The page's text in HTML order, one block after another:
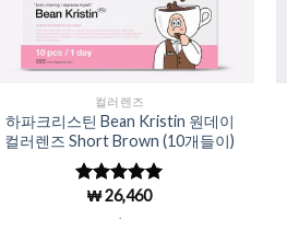
Add to
Wishlist
컬러렌즈
하파크리스틴 Bean Kristin 원데이
컬러렌즈 Short Brown (10개들이)
5 중에서
로 평
₩26,460